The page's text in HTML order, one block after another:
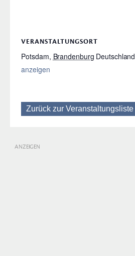
VERANSTALTUNGSORT
Potsdam, Brandenburg Deutschland
anzeigen
Zurück zur Veranstaltungsliste
ANZEIGEN